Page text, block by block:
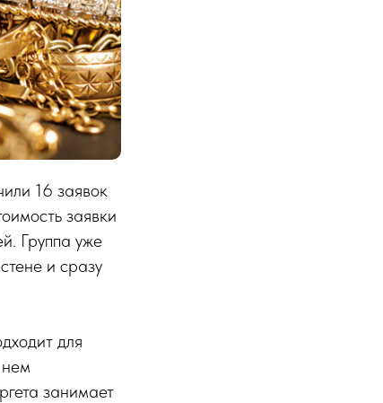
16 заявок
заявки
Группа уже
и сразу
для
занимает